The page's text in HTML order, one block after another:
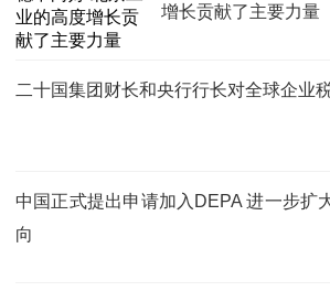
增长贡献了主要力量
二十国集团财长和央行行长对全球企业
中国正式提出申请加入DEPA 进一步扩
向